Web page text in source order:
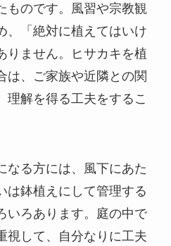
ものです。風習や宗教観
、「絶対に植えてはいけ
りません。ヒサカキを植
は、ご家族や近隣との関
理解を得る工夫をするこ
なる方には、風下にあた
は鉢植えにして管理する
いろあります。庭の中で
視して、自分なりに工夫